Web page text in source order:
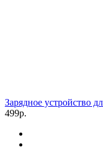
Зарядное устройство
499р.